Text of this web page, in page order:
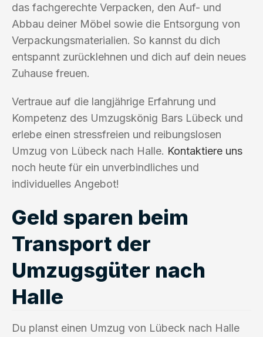
das fachgerechte Verpacken, den Auf- und
Abbau deiner Möbel sowie die Entsorgung von
Verpackungsmaterialien. So kannst du dich
entspannt zurücklehnen und dich auf dein neues
Zuhause freuen.
Vertraue auf die langjährige Erfahrung und
Kompetenz des Umzugskönig Bars Lübeck und
erlebe einen stressfreien und reibungslosen
Umzug von Lübeck nach Halle. Kontaktiere uns
noch heute für ein unverbindliches und
individuelles Angebot!
Geld sparen beim
Transport der
Umzugsgüter nach
Halle
Du planst einen Umzug von Lübeck nach Halle